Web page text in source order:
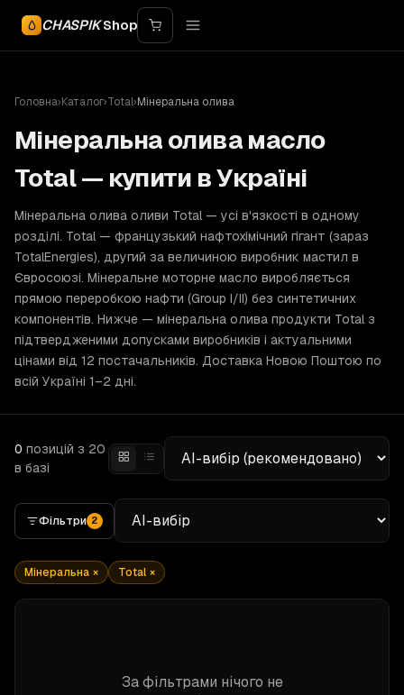
CHASPIKShop
Головна›Каталог›Total›Мінеральна олива
Мінеральна олива масло
Total — купити в Україні
Мінеральна олива оливи Total — усі в'язкості в одному
розділі. Total — французький нафтохімічний гігант (зараз
TotalEnergies), другий за величиною виробник мастил в
Євросоюзі. Мінеральне моторне масло виробляється
прямою переробкою нафти (Group I/II) без синтетичних
компонентів. Нижче — мінеральна олива продукти Total з
підтвердженими допусками виробників і актуальними
цінами від 12 постачальників. Доставка Новою Поштою по
всій Україні 1–2 дні.
0 позицій з 20
в базі
Фільтри 2
Мінеральна × Total ×
За фільтрами нічого не